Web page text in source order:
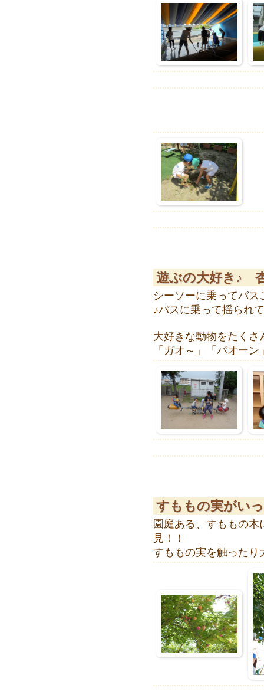
遊ぶの大好き♪
シーソーに乗ってバス
♪バスに乗って揺られ
大好きな動物をたく
「ガオ～」「パオー
すももの実がい
園庭ある、すももの
見！！
すももの実を触ったり